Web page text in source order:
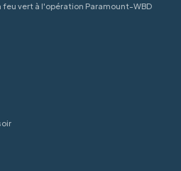
feu vert à l'opération Paramount-WBD